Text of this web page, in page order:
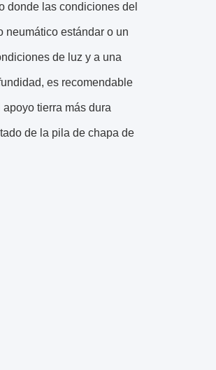
donde las condiciones del
neumático estándar o un
de luz y a una
es recomendable
tierra más dura
de la pila de chapa de